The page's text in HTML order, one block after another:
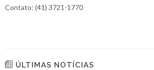
Contato: (41) 3721-1770
ÚLTIMAS NOTÍCIAS